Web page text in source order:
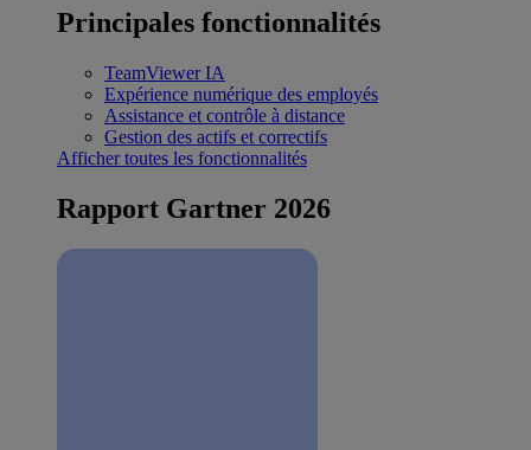
Principales fonctionnalités
TeamViewer IA
Expérience numérique des employés
Assistance et contrôle à distance
Gestion des actifs et correctifs
Afficher toutes les fonctionnalités
Rapport Gartner 2026